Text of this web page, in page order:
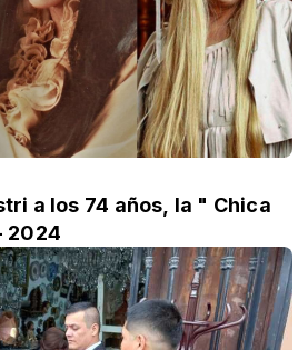
a los 74 años, la " Chica
2024